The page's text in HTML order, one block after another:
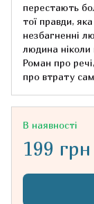
перестають
тої правди,
незбагненні
людина
Роман про
про втрату
В наявності
199 грн